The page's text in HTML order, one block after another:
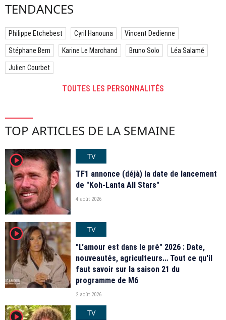
TENDANCES
Philippe Etchebest Cyril Hanouna Vincent Dedienne
Stéphane Bern Karine Le Marchand Bruno Solo Léa Salamé
Julien Courbet
TOUTES LES PERSONNALITÉS
TOP ARTICLES DE LA SEMAINE
player2
TV
TF1 annonce (déjà) la date de lancement
de "Koh-Lanta All Stars"
4 août 2026
player2
TV
"L'amour est dans le pré" 2026 : Date,
nouveautés, agriculteurs… Tout ce qu'il
faut savoir sur la saison 21 du
programme de M6
2 août 2026
player2
TV